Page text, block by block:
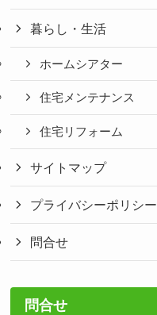
暮らし・生活
ホームシアター
住宅メンテナンス
住宅リフォーム
サイトマップ
プライバシーポリシー
問合せ
問合せ